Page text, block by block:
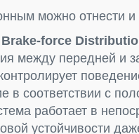
можно отнести
force
между передней и
в соответствии с
работает в
устойчивости